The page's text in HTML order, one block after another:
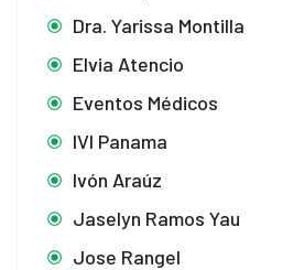
Dra. Yarissa Montilla
Elvia Atencio
Eventos Médicos
IVI Panama
Ivón Araúz
Jaselyn Ramos Yau
Jose Rangel